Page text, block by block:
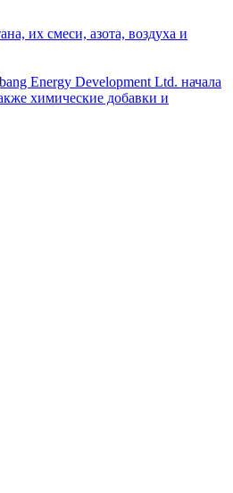
их смеси, азота, воздуха и
Energy Development Ltd. начала
химические добавки и